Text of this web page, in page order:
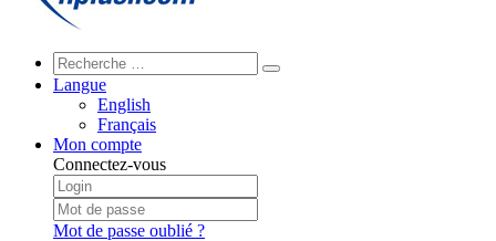
Langue
English
Français
Mon compte
Connectez-vous
Mot de passe oublié ?